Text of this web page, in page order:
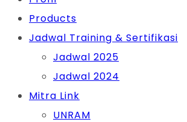
Products
Jadwal Training & Sertifikasi
Jadwal 2025
Jadwal 2024
Mitra Link
UNRAM